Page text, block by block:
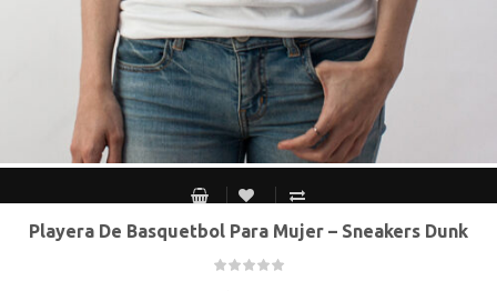
S MEX / XS USA M MEX / S USA G MEX / M USA XG MEX / G USA
Playera De Basquetbol Para Mujer – Sneakers Dunk